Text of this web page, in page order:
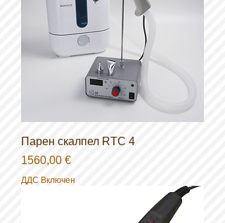
Парен скалпел RTC 4
Цена
1560,00 €
ДДС Включен